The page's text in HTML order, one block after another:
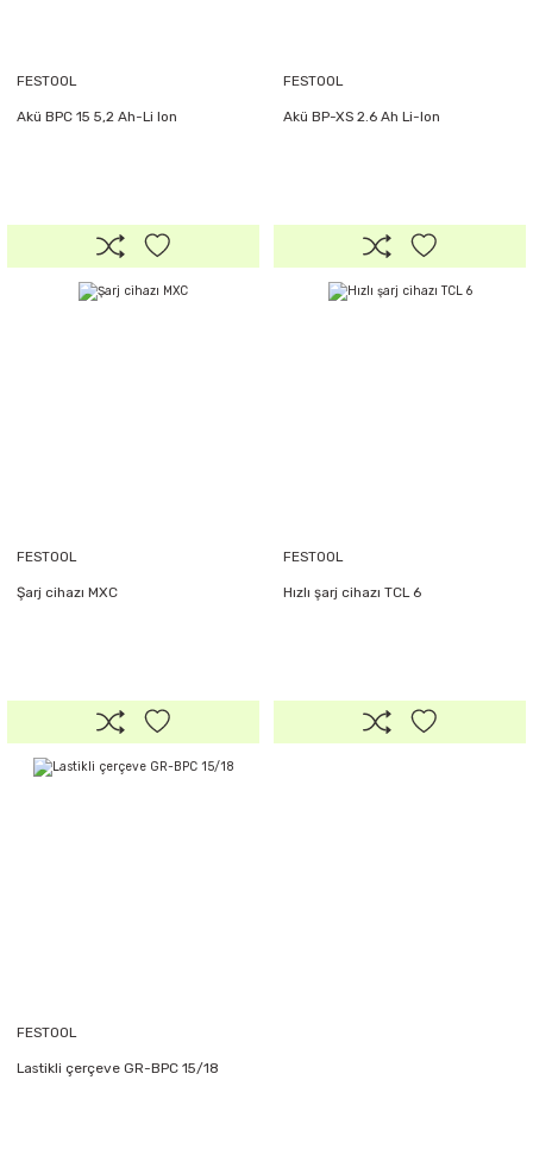
FESTOOL
Akü BPC 15 5,2 Ah-Li Ion
FESTOOL
Akü BP-XS 2.6 Ah Li-Ion
FESTOOL
Şarj cihazı MXC
FESTOOL
Hızlı şarj cihazı TCL 6
FESTOOL
Lastikli çerçeve GR-BPC 15/18